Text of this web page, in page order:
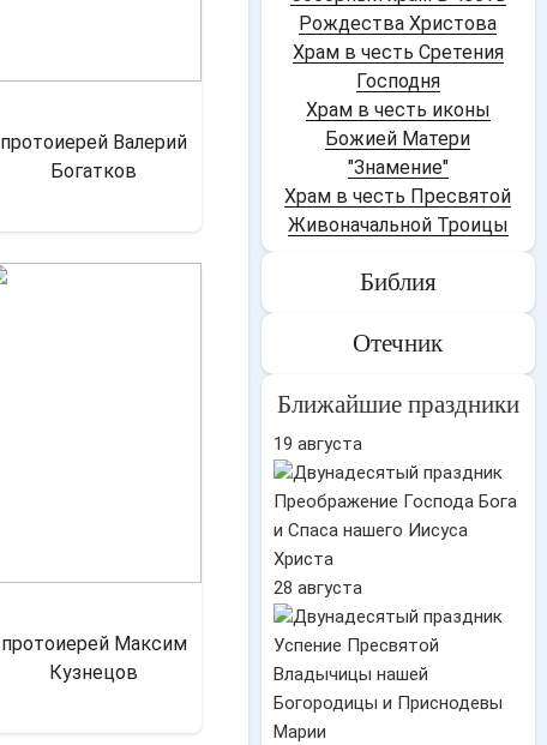
протоиерей Валерий
Богатков
протоиерей Максим
Кузнецов
Рождества Христова
Храм в честь Сретения
Господня
Храм в честь иконы
Божией Матери
"Знамение"
Храм в честь Пресвятой
Живоначальной Троицы
Библия
Отечник
Ближайшие праздники
19 августа
Преображение Господа Бога
и Спаса нашего Иисуса
Христа
28 августа
Успение Пресвятой
Владычицы нашей
Богородицы и Приснодевы
Марии